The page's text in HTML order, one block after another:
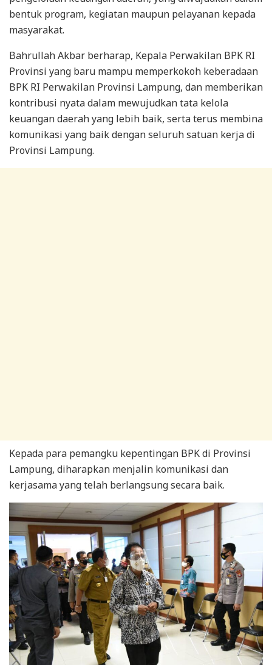
bentuk program, kegiatan maupun pelayanan kepada
masyarakat.
Bahrullah Akbar berharap, Kepala Perwakilan BPK RI
Provinsi yang baru mampu memperkokoh keberadaan
BPK RI Perwakilan Provinsi Lampung, dan memberikan
kontribusi nyata dalam mewujudkan tata kelola
keuangan daerah yang lebih baik, serta terus membina
komunikasi yang baik dengan seluruh satuan kerja di
Provinsi Lampung.
Kepada para pemangku kepentingan BPK di Provinsi
Lampung, diharapkan menjalin komunikasi dan
kerjasama yang telah berlangsung secara baik.